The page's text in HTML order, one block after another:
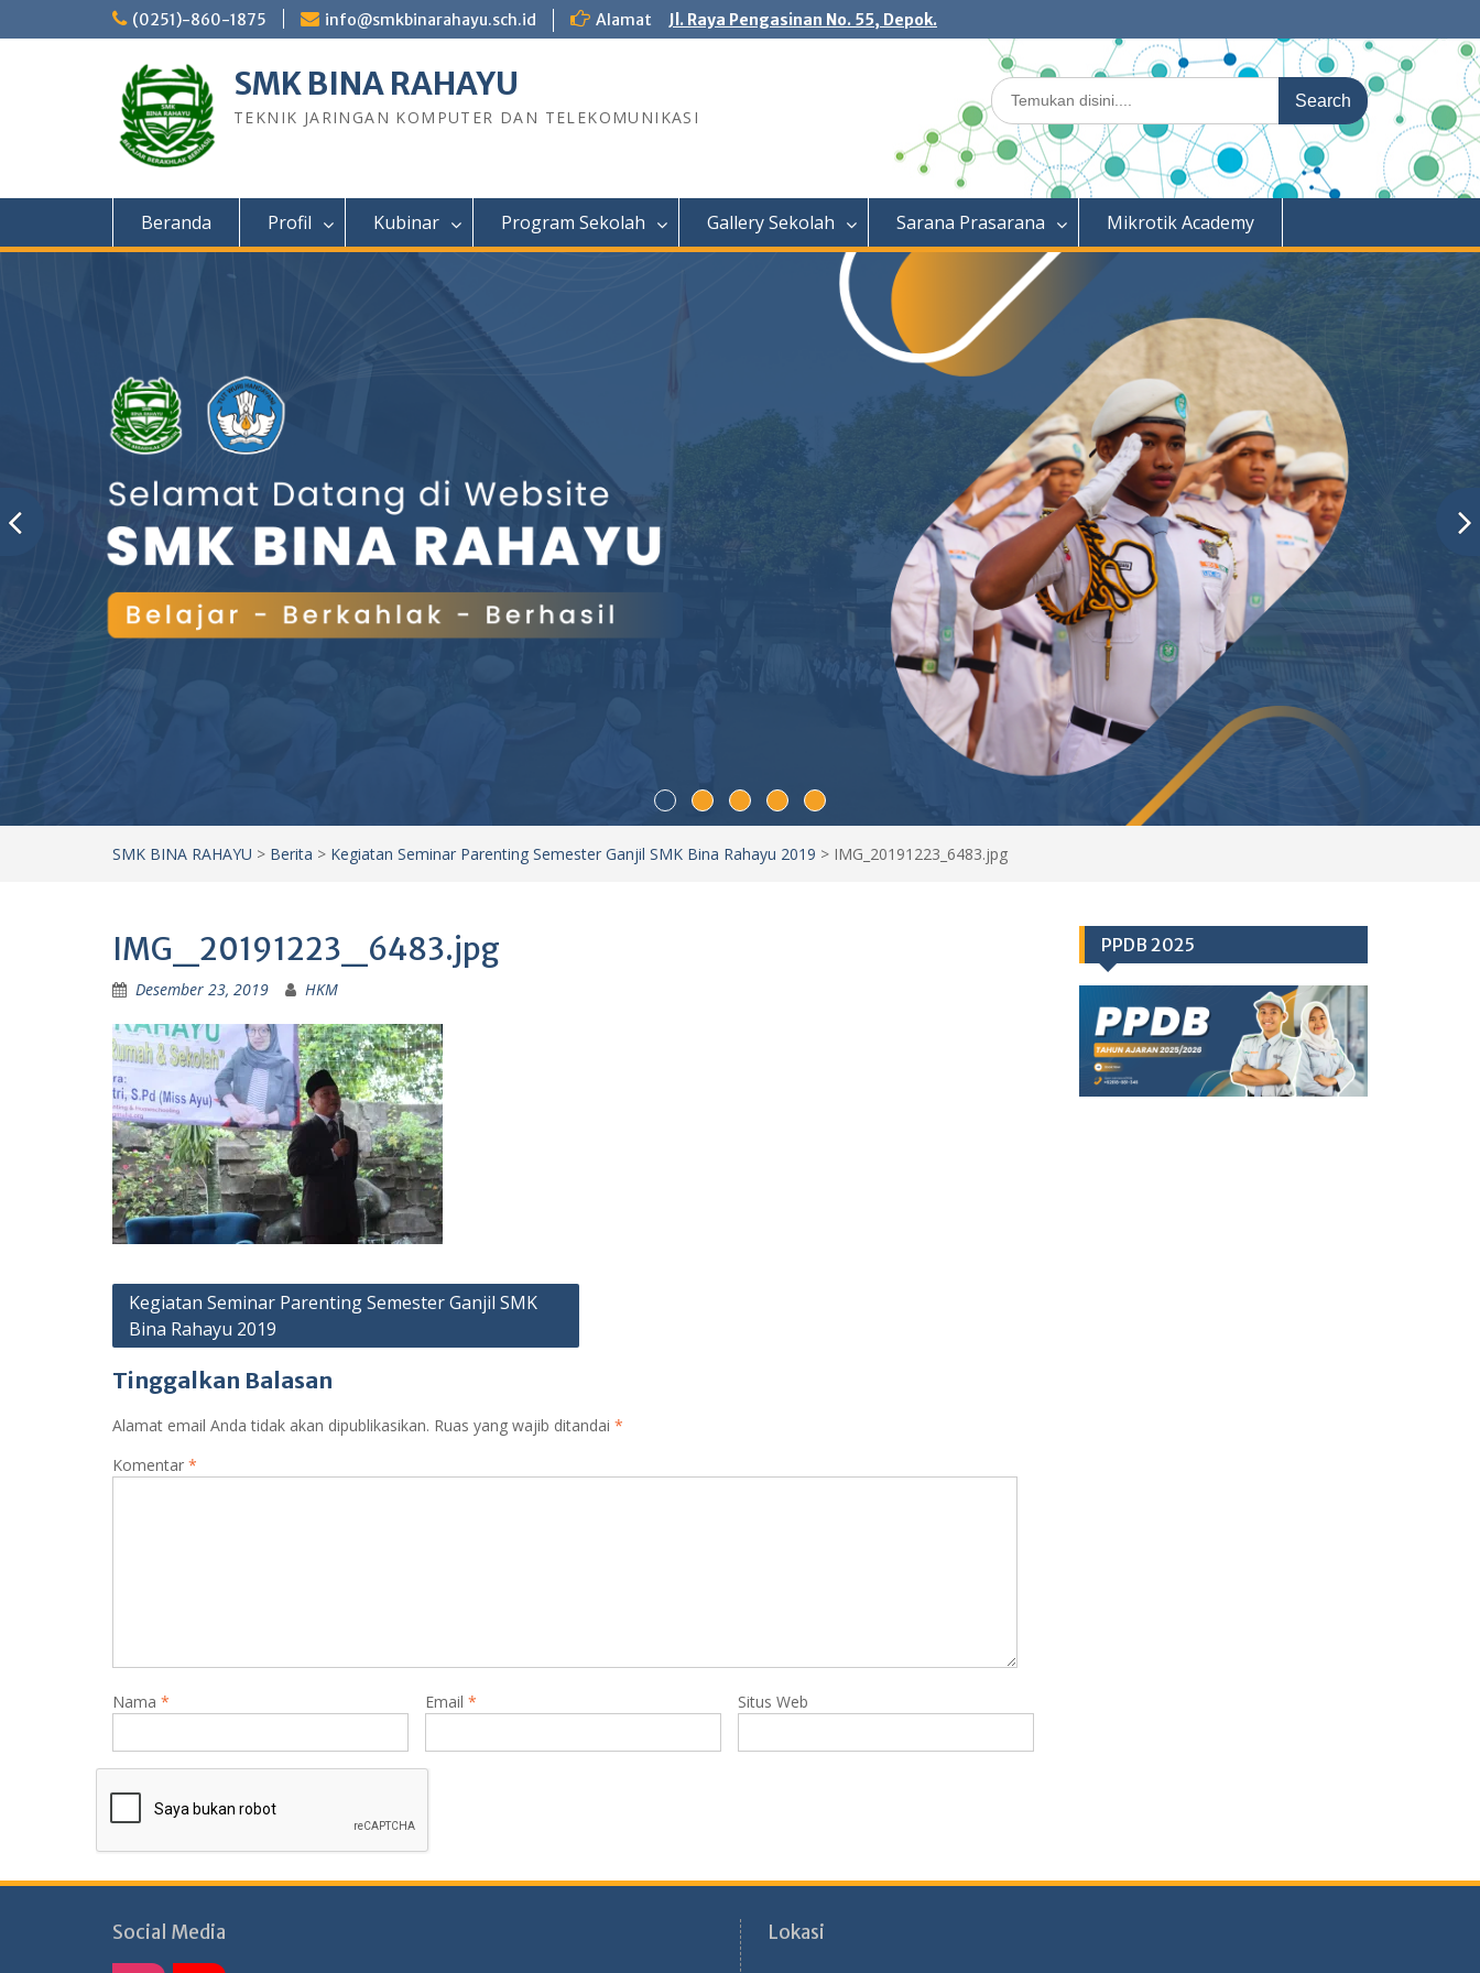
to
(0251)-860-1875 info@smkbinarahayu.sch.id Alamat Jl. Raya Pengasinan No. 55, Depok.
SMK BINA RAHAYU
TEKNIK JARINGAN KOMPUTER DAN TELEKOMUNIKASI
Search
for:
Beranda Profil Kubinar Program Sekolah Gallery Sekolah Sarana Prasarana Mikrotik Academy
SMK BINA RAHAYU > Berita > Kegiatan Seminar Parenting Semester Ganjil SMK Bina Rahayu 2019 > IMG_20191223_6483.jpg
IMG_20191223_6483.jpg
Desember 23, 2019 HKM
Navigasi
pos
Kegiatan Seminar Parenting Semester Ganjil SMK
Bina Rahayu 2019
Tinggalkan Balasan
Alamat email Anda tidak akan dipublikasikan. Ruas yang wajib ditandai *
Komentar *
Nama * Email * Situs Web
PPDB 2025
Social Media Lokasi